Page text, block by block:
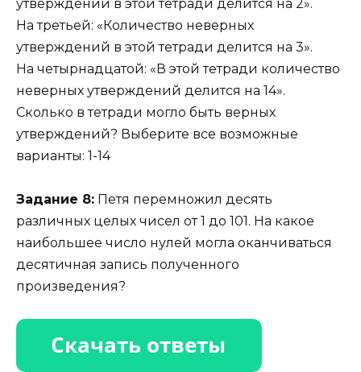
утверждений в этой тетради делится на 2».
На третьей: «Количество неверных
утверждений в этой тетради делится на 3».
На четырнадцатой: «В этой тетради количество
неверных утверждений делится на 14».
Сколько в тетради могло быть верных
утверждений? Выберите все возможные
варианты: 1-14
Задание 8: Петя перемножил десять
различных целых чисел от 1 до 101. На какое
наибольшее число нулей могла оканчиваться
десятичная запись полученного
произведения?